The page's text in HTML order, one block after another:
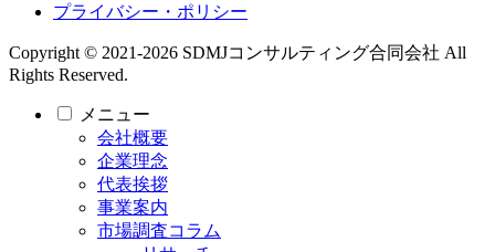
プライバシー・ポリシー
Copyright © 2021-2026 SDMJコンサルティング合同会社 All
Rights Reserved.
メニュー
会社概要
企業理念
代表挨拶
事業案内
市場調査コラム